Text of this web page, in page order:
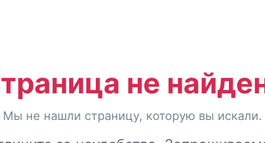
не
Мы не нашли страницу, которую вы искали.